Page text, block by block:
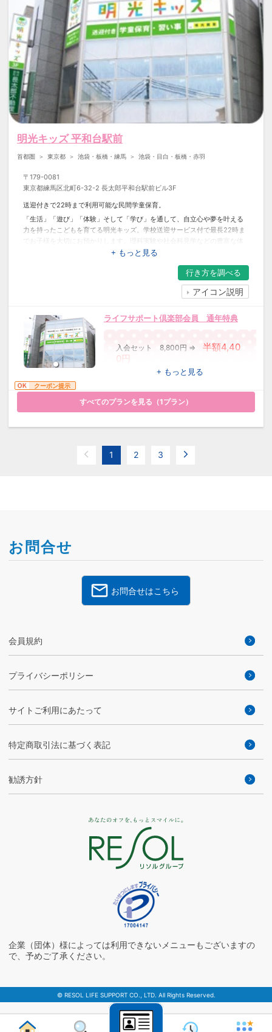
明光キッズ 平和台駅前
首都圏 東京都 池袋・板橋・練馬 池袋・目白・板橋・赤羽
〒 179-0081
東京都練馬区北町6-32-2 長太郎平和台駅前ビル3F
送迎付きで22時まで利用可能な民間学童保育。
「生活」「遊び」「体験」そして「学び」を通して、自立心や夢を叶える
力を持ったこどもを育てる明光キッズ。学校送迎サービス付で最長22時ま
でお子様を大切にお預かりします。理科実験や社会科見学などの豊富な体
験イベントや、確かな基礎学力を身につける「学びクラス」（授業）も受
+ もっと見る
行き方を調べる
アイコン説明
ライフサポート倶楽部会員 通年特典
入会セット 8,800円 ⇒ 半額4,40
0円
※レギュラー会員に入会いただける場
+ もっと見る
クーポン提示
すべてのプランを見る（1プラン）
1 2 3
お問合せ
お問合せはこちら
会員規約
プライバシーポリシー
サイトご利用にあたって
特定商取引法に基づく表記
勧誘方針
企業（団体）様によっては利用できないメニューもございますの
で、予めご了承ください。
© RESOL LIFE SUPPORT CO., LTD. All Rights Reserved.